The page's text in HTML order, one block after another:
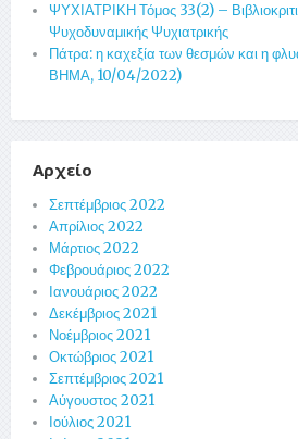
ΨΥΧΙΑΤΡΙΚΗ Τόμος 33(2) –
Ψυχοδυναμικής Ψυχιατρικής
Πάτρα: η καχεξία των θεσμών και η
ΒΗΜΑ, 10/04/2022)
Αρχείο
Σεπτέμβριος 2022
Απρίλιος 2022
Μάρτιος 2022
Φεβρουάριος 2022
Ιανουάριος 2022
Δεκέμβριος 2021
Νοέμβριος 2021
Οκτώβριος 2021
Σεπτέμβριος 2021
Αύγουστος 2021
Ιούλιος 2021